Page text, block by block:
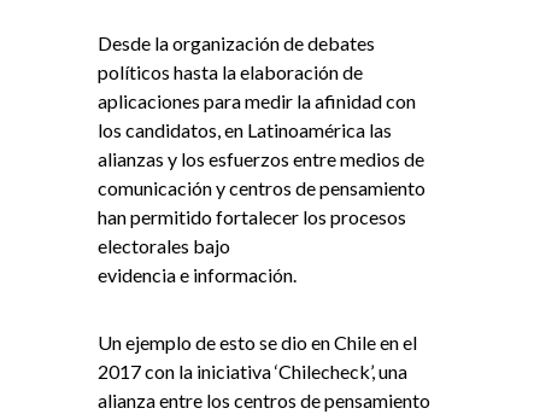
Desde la organización de debates
políticos hasta la elaboración de
aplicaciones para medir la afinidad con
los candidatos, en Latinoamérica las
alianzas y los esfuerzos entre medios de
comunicación y centros de pensamiento
han permitido fortalecer los procesos
electorales bajo
evidencia e información.
Un ejemplo de esto se dio en Chile en el
2017 con la iniciativa ‘Chilecheck’, una
alianza entre los centros de pensamiento